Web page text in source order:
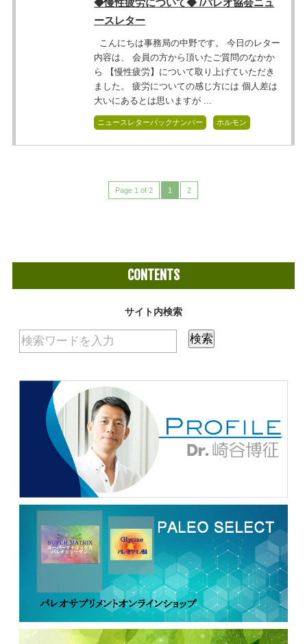
ースレター
こんにちは事務局の中野です。 今日のレター
内容は、 会員の方から頂いたご質問のなかか
ら 【慢性疲労】について取り上げていただき
ました。 疲労についての感じ方には 個人差は
大いにあるとは思いますが ...
ニュースレターバックナンバー ホルモン
Page 1 of 2 1 2
CONTENTS
サイト内検索